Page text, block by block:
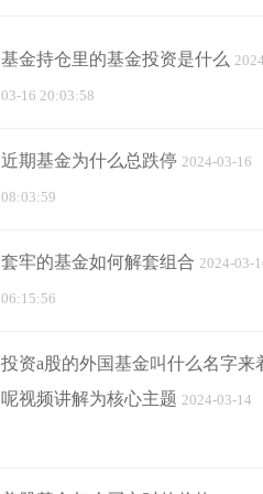
基金持仓里的基金投资是什么
03-16 20:03:58
近期基金为什么总跌停 2024-03-16
08:03:59
套牢的基金如何解套组合 2024-03-
06:15:56
投资a股的外国基金叫什么名字来
呢视频讲解为核心主题 2024-03-14